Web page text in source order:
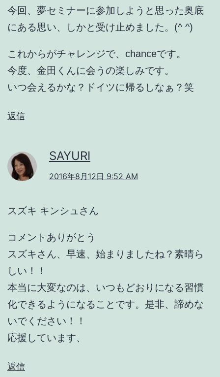
今回、夢セミナーに参加しようと思った奥底
にある思い、しかと受け止めました。(^ ^)
これからがチャレンジで、chanceです。
今度、金田くんに会うの楽しみです。
いつ会えるかな？ドイツに帰るしなぁ？笑
返信
SAYURI
2016年8月12日 9:52 AM
スズキ キンシュさん
コメントありがとう
スズキさん、早速、始まりましたね？素晴ら
しい！！
本当に大変なのは、いつもどおりになる習慣
化できるようになることです。是非、諦めな
いでください！！
応援しています、
返信